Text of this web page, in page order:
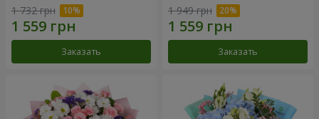
1 732 грн
Заказать
1 949 грн
Заказать